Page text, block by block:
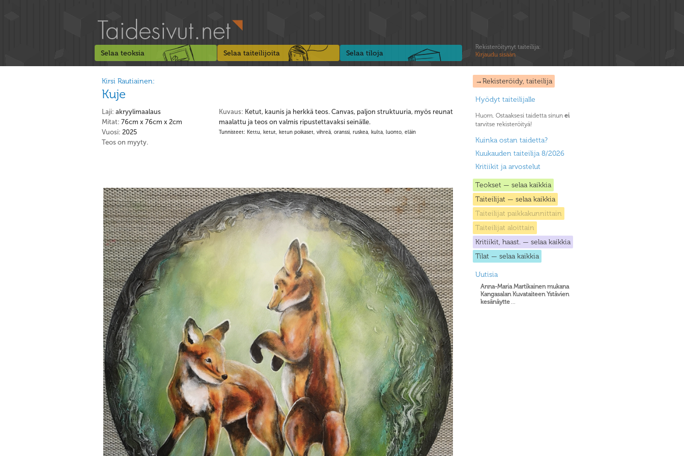
Selaa teoksia Selaa taiteilijoita Selaa tiloja
Rekisteröitynyt taiteilija:
Kirjaudu sisään
→Rekisteröidy, taiteilija
Hyödyt taiteilijalle
Huom. Ostaaksesi taidetta sinun ei
tarvitse rekisteröityä!
Kuinka ostan taidetta?
Kuukauden taiteilija 8/2026
Kritiikit ja arvostelut
Teokset — selaa kaikkia
Taiteilijat — selaa kaikkia
Taiteilijat paikkakunnittain
Taiteilijat aloittain
Kritiikit, haast. — selaa kaikkia
Tilat — selaa kaikkia
Uutisia
Anna-Maria Martikainen mukana
Kangasalan Kuvataiteen Ystävien
kesänäytte...
Kirsi Rautiainen:
Kuje
Kuvaus: Ketut, kaunis ja herkkä teos. Canvas, paljon struktuuria, myös reunat
maalattu ja teos on valmis ripustettavaksi seinälle.
Tunnisteet: Kettu, ketut, ketun poikaset, vihreä, oranssi, ruskea, kulta, luonto, eläin
Laji: akryylimaalaus
Mitat: 76cm x 76cm x 2cm
Vuosi: 2025
Teos on myyty.